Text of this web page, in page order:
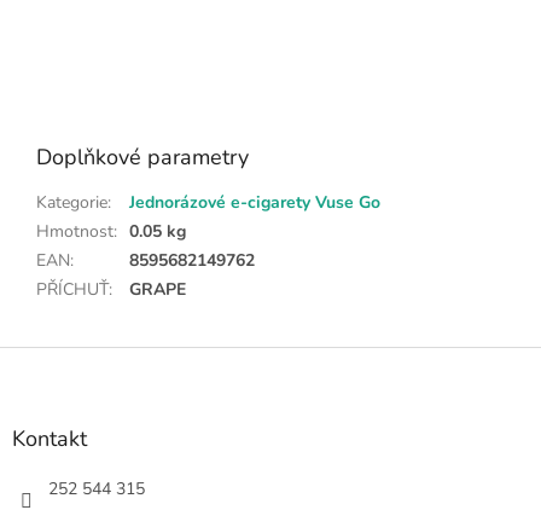
Doplňkové parametry
Kategorie:
Jednorázové e-cigarety Vuse Go
Hmotnost: 0.05 kg
EAN:
8595682149762
PŘÍCHUŤ: GRAPE
Z
Kontakt
252 544 315